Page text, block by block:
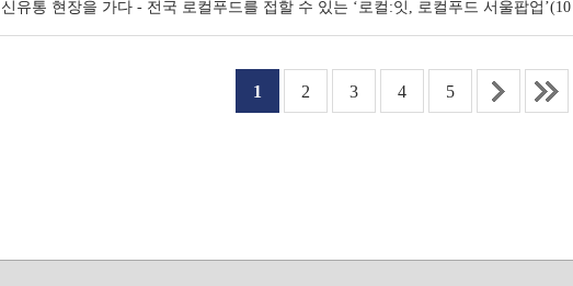
신유통 현장을 가다 - 전국 로컬푸드를 접할 수 있는 ‘로컬:잇, 로컬푸드 서울팝업’(10
1 2 3 4 5